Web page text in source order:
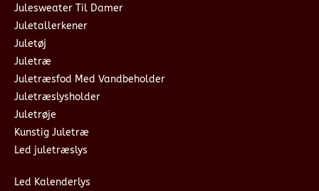
Julesweater Til Damer
Juletallerkener
Juletøj
Juletræ
Juletræsfod Med Vandbeholder
Juletræslysholder
Juletrøje
Kunstig Juletræ
Led juletræslys
Led Kalenderlys